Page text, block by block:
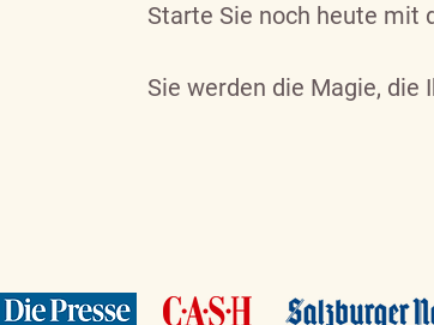
Starte Sie noch heute mit
Sie werden die Magie, die